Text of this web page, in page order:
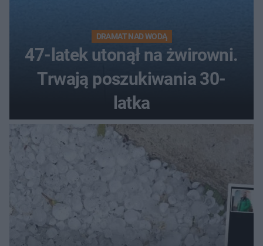
DRAMAT NAD WODĄ
47-latek utonął na żwirowni.
Trwają poszukiwania 30-
latka